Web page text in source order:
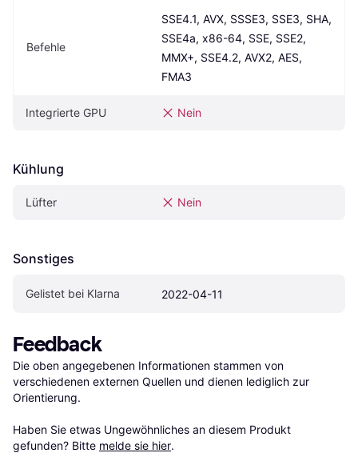
Befehle
SSE4.1, AVX, SSSE3, SSE3, SHA,
SSE4a, x86-64, SSE, SSE2,
MMX+, SSE4.2, AVX2, AES,
FMA3
Integrierte GPU Nein
Kühlung
Lüfter Nein
Sonstiges
Gelistet bei Klarna 2022-04-11
Feedback
Die oben angegebenen Informationen stammen von
verschiedenen externen Quellen und dienen lediglich zur
Orientierung.
Haben Sie etwas Ungewöhnliches an diesem Produkt
gefunden? Bitte melde sie hier.